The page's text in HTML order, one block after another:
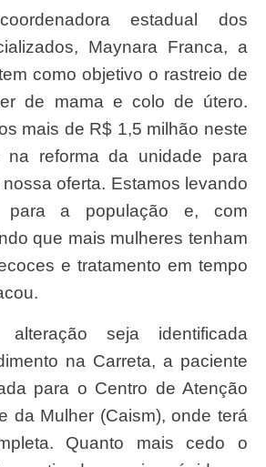
Maynara Franca, a
como objetivo o rastreio de
de mama e colo de útero.
mais de R$ 1,5 milhão neste
na reforma da unidade para
oferta. Estamos levando
para a população e, com
que mais mulheres tenham
e tratamento em tempo
na Carreta, a paciente
para o Centro de Atenção
da Mulher (Caism), onde terá
Quanto mais cedo o